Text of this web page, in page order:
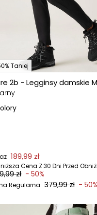
Taniej
2b - Legginsy damskie
189,99 zł
Cena Z 30 Dni Przed
zł - 50%
Regularna 379,99 zł -